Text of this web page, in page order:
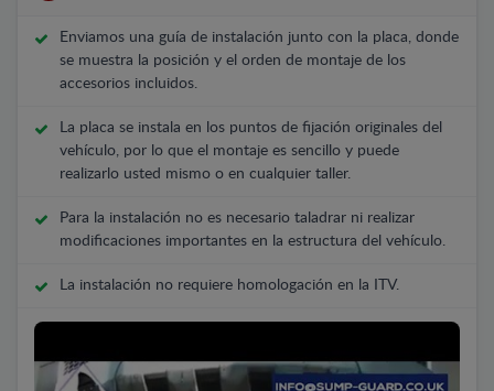
Enviamos una guía de instalación junto con la placa, donde
se muestra la posición y el orden de montaje de los
accesorios incluidos.
La placa se instala en los puntos de fijación originales del
vehículo, por lo que el montaje es sencillo y puede
realizarlo usted mismo o en cualquier taller.
Para la instalación no es necesario taladrar ni realizar
modificaciones importantes en la estructura del vehículo.
La instalación no requiere homologación en la ITV.